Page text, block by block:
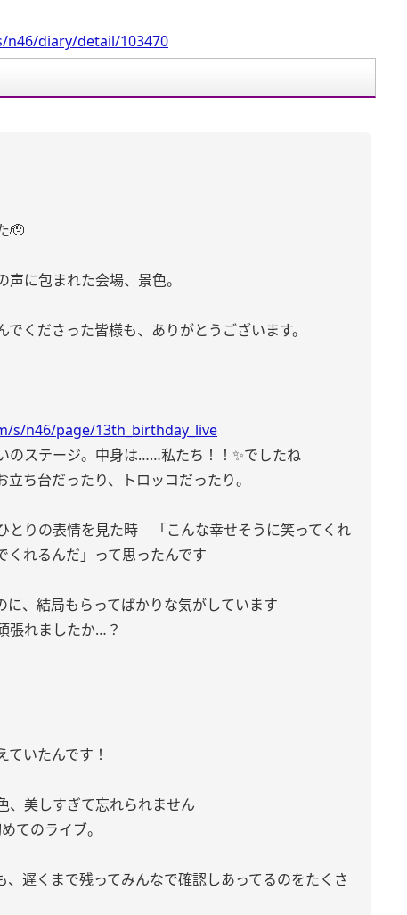
n46/diary/detail/103470
🫡
に包まれた会場、景色。
くださった皆様も、ありがとうございます。
s/n46/page/13th_birthday_live
のステージ。中身は……私たち！！✨でしたね
ち台だったり、トロッコだったり。
とりの表情を見た時 「こんな幸せそうに笑ってくれ
くれるんだ」って思ったんです
に、結局もらってばかりな気がしています
張れましたか…？
いたんです！
、美しすぎて忘れられません
てのライブ。
遅くまで残ってみんなで確認しあってるのをたくさ